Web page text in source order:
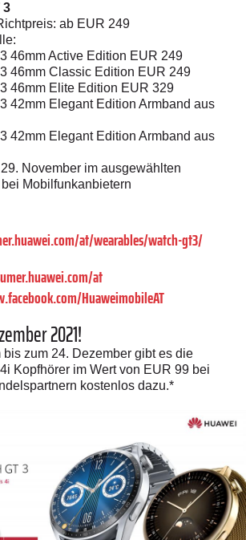
3
ab EUR 249
46mm Active Edition EUR 249
46mm Classic Edition EUR 249
46mm Elite Edition EUR 329
42mm Elegant Edition Armband aus
42mm Elegant Edition Armband aus
November im ausgewählten
Mobilfunkanbietern
at/wearables/watch-gt3/
at
HuaweimobileAT
2021!
bis zum 24. Dezember gibt es die
Kopfhörer im Wert von EUR 99 bei
kostenlos dazu.*